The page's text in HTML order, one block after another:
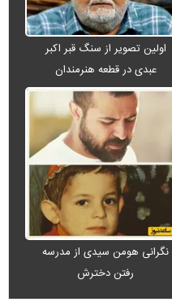
اولین تصویر از سنگ قبر اکبر
عبدی در قطعه هنرمندان
نگرانی هومن سیدی از مدرسه
رفتن دخترش